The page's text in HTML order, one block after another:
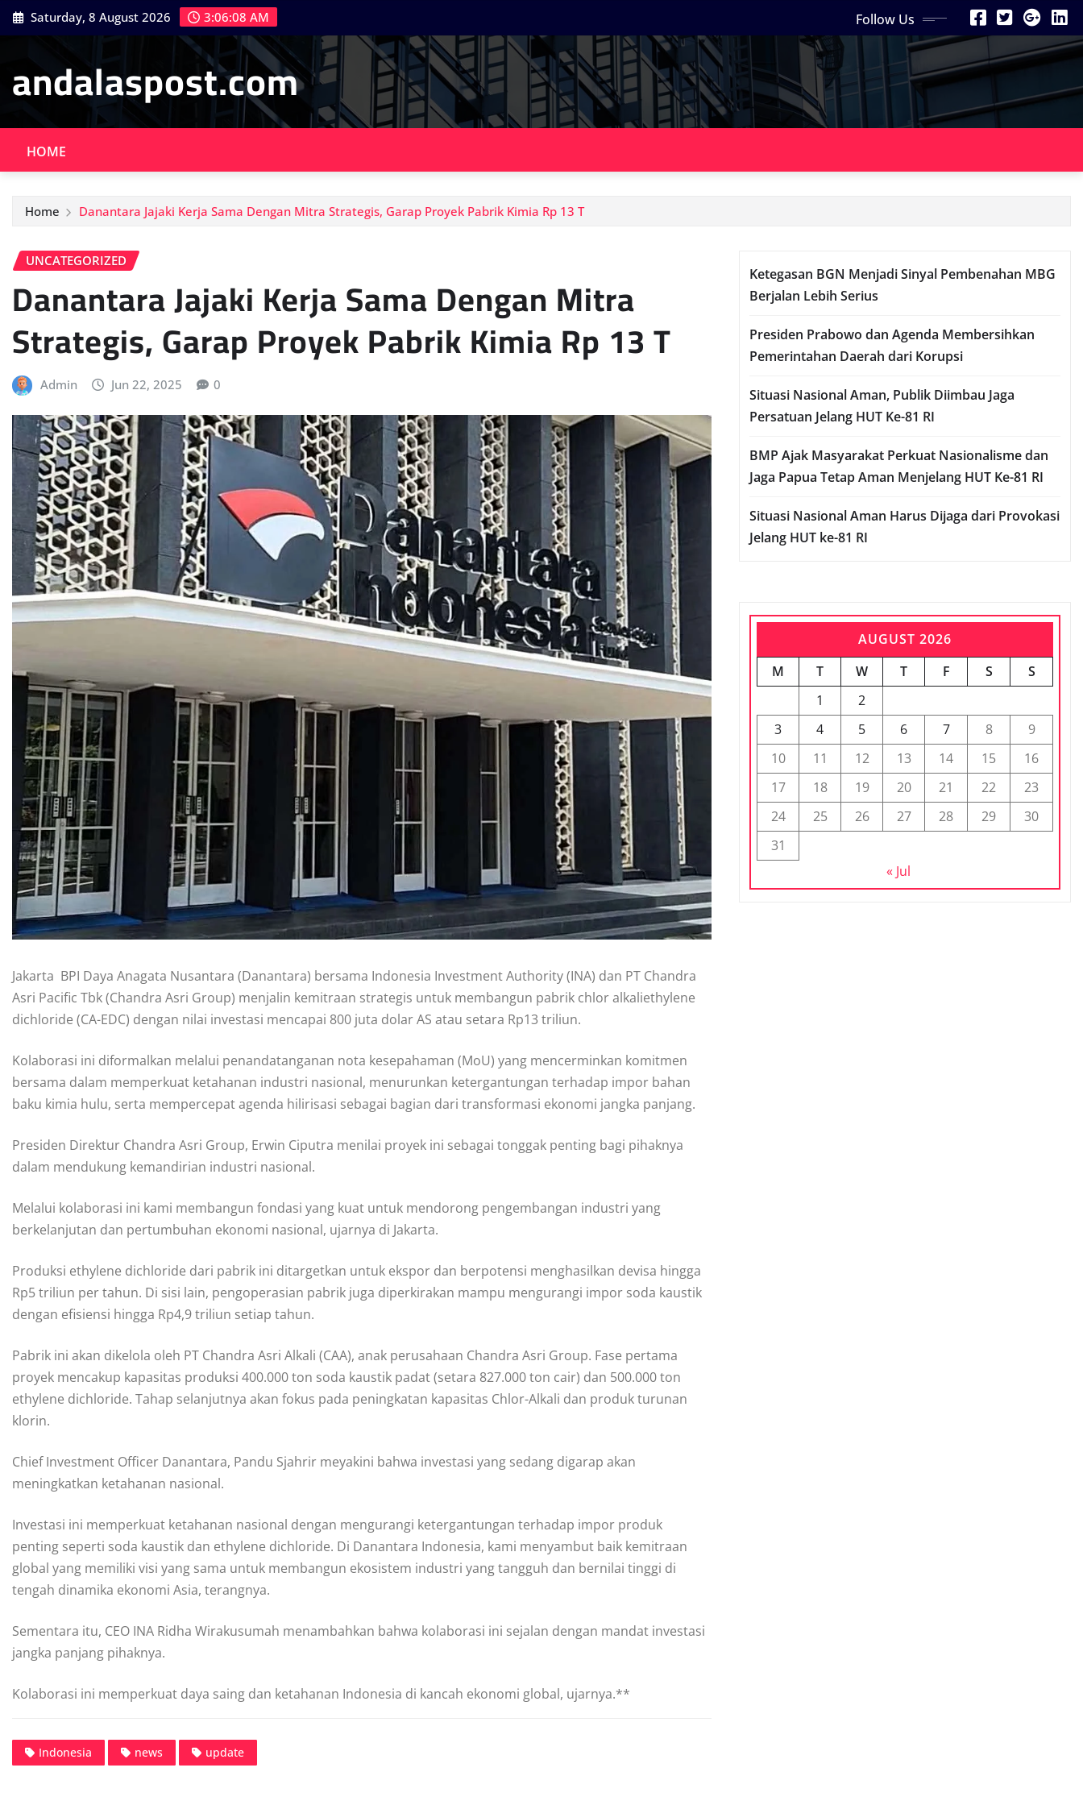
Skip
to
Saturday, 8 August 2026 3:06:10 AM Follow Us
andalaspost.com
HOME
Home Danantara Jajaki Kerja Sama Dengan Mitra Strategis, Garap Proyek Pabrik Kimia Rp 13 T
UNCATEGORIZED
Danantara Jajaki Kerja Sama Dengan Mitra
Strategis, Garap Proyek Pabrik Kimia Rp 13 T
Admin Jun 22, 2025 0
Jakarta  BPI Daya Anagata Nusantara (Danantara) bersama Indonesia Investment Authority (INA) dan PT Chandra
Asri Pacific Tbk (Chandra Asri Group) menjalin kemitraan strategis untuk membangun pabrik chlor alkaliethylene
dichloride (CA-EDC) dengan nilai investasi mencapai 800 juta dolar AS atau setara Rp13 triliun.
Kolaborasi ini diformalkan melalui penandatanganan nota kesepahaman (MoU) yang mencerminkan komitmen
bersama dalam memperkuat ketahanan industri nasional, menurunkan ketergantungan terhadap impor bahan
baku kimia hulu, serta mempercepat agenda hilirisasi sebagai bagian dari transformasi ekonomi jangka panjang.
Presiden Direktur Chandra Asri Group, Erwin Ciputra menilai proyek ini sebagai tonggak penting bagi pihaknya
dalam mendukung kemandirian industri nasional.
Melalui kolaborasi ini kami membangun fondasi yang kuat untuk mendorong pengembangan industri yang
berkelanjutan dan pertumbuhan ekonomi nasional, ujarnya di Jakarta.
Produksi ethylene dichloride dari pabrik ini ditargetkan untuk ekspor dan berpotensi menghasilkan devisa hingga
Rp5 triliun per tahun. Di sisi lain, pengoperasian pabrik juga diperkirakan mampu mengurangi impor soda kaustik
dengan efisiensi hingga Rp4,9 triliun setiap tahun.
Pabrik ini akan dikelola oleh PT Chandra Asri Alkali (CAA), anak perusahaan Chandra Asri Group. Fase pertama
proyek mencakup kapasitas produksi 400.000 ton soda kaustik padat (setara 827.000 ton cair) dan 500.000 ton
ethylene dichloride. Tahap selanjutnya akan fokus pada peningkatan kapasitas Chlor-Alkali dan produk turunan
klorin.
Chief Investment Officer Danantara, Pandu Sjahrir meyakini bahwa investasi yang sedang digarap akan
meningkatkan ketahanan nasional.
Investasi ini memperkuat ketahanan nasional dengan mengurangi ketergantungan terhadap impor produk
penting seperti soda kaustik dan ethylene dichloride. Di Danantara Indonesia, kami menyambut baik kemitraan
global yang memiliki visi yang sama untuk membangun ekosistem industri yang tangguh dan bernilai tinggi di
tengah dinamika ekonomi Asia, terangnya.
Sementara itu, CEO INA Ridha Wirakusumah menambahkan bahwa kolaborasi ini sejalan dengan mandat investasi
jangka panjang pihaknya.
Kolaborasi ini memperkuat daya saing dan ketahanan Indonesia di kancah ekonomi global, ujarnya.**
Indonesia news update
Ketegasan BGN Menjadi Sinyal Pembenahan MBG
Berjalan Lebih Serius
Presiden Prabowo dan Agenda Membersihkan
Pemerintahan Daerah dari Korupsi
Situasi Nasional Aman, Publik Diimbau Jaga
Persatuan Jelang HUT Ke-81 RI
BMP Ajak Masyarakat Perkuat Nasionalisme dan
Jaga Papua Tetap Aman Menjelang HUT Ke-81 RI
Situasi Nasional Aman Harus Dijaga dari Provokasi
Jelang HUT ke-81 RI
AUGUST 2026
M
T W T F S
S
1
2
3
4 5 6 7 8
9
10
11 12 13 14 15
16
17
18 19 20 21 22
23
24
25 26 27 28 29
30
31
« Jul